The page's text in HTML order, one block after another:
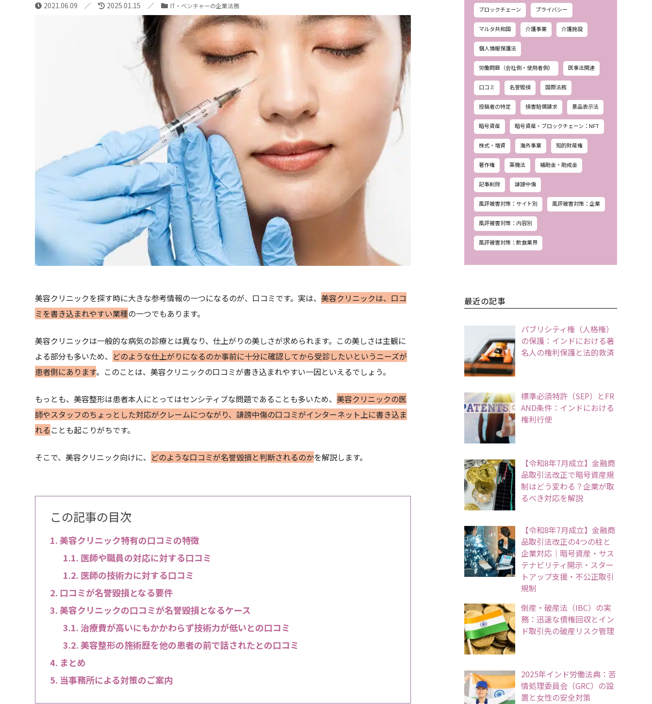
2021.06.09 2025.01.15 IT・ベンチャーの企業法務
美容クリニックを探す時に大きな参考情報の一つになるのが、口コミです。実は、 美容クリニックは、口コ
ミを書き込まれやすい業種の一つでもあります。
美容クリニックは一般的な病気の診療とは異なり、仕上がりの美しさが求められます。この美しさは主観に
よる部分も多いため、 どのような仕上がりになるのか事前に十分に確認してから受診したいというニーズが
患者側にあります。このことは、美容クリニックの口コミが書き込まれやすい一因といえるでしょう。
もっとも、美容整形は患者本人にとってはセンシティブな問題であることも多いため、 美容クリニックの医
師やスタッフのちょっとした対応がクレームにつながり、誹謗中傷の口コミがインターネット上に書き込ま
れる ことも起こりがちです。
そこで、美容クリニック向けに、 どのような口コミが名誉毀損と判断されるのかを解説します。
この記事の目次
美容クリニック特有の口コミの特徴
医師や職員の対応に対する口コミ
医師の技術力に対する口コミ
口コミが名誉毀損となる要件
美容クリニックの口コミが名誉毀損となるケース
治療費が高いにもかかわらず技術力が低いとの口コミ
美容整形の施術歴を他の患者の前で話されたとの口コミ
まとめ
当事務所による対策のご案内
ブロックチェーン プライバシー
マルタ共和国 介護事業 介護施設
個人情報保護法
労働問題（会社側・使用者側） 医事法関連
口コミ 名誉毀損 国際法務
投稿者の特定 損害賠償請求 景品表示法
暗号資産 暗号資産・ブロックチェーン：NFT
株式・増資 海外事業 知的財産権
著作権 薬機法 補助金・助成金
記事削除 誹謗中傷
風評被害対策：サイト別 風評被害対策：企業
風評被害対策：内容別
風評被害対策：飲食業界
最近の記事
パブリシティ権（人格権）
の保護：インドにおける著
名人の権利保護と法的救済
標準必須特許（SEP）とFR
AND条件：インドにおける
権利行使
【令和8年7月成立】金融商
品取引法改正で暗号資産規
制はどう変わる？企業が取
るべき対応を解説
【令和8年7月成立】金融商
品取引法改正の4つの柱と
企業対応｜暗号資産・サス
テナビリティ開示・スター
トアップ支援・不公正取引
規制
倒産・破産法（IBC）の実
務：迅速な債権回収とイン
ド取引先の破産リスク管理
2025年インド労働法典：苦
情処理委員会（GRC）の設
置と女性の安全対策